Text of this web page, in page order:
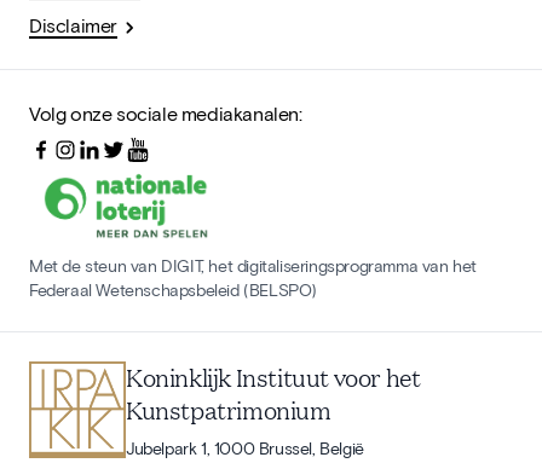
Disclaimer
Volg onze sociale mediakanalen:
Met de steun van DIGIT, het digitaliseringsprogramma van het
Federaal Wetenschapsbeleid (BELSPO)
Koninklijk Instituut voor het
Kunstpatrimonium
Jubelpark 1, 1000 Brussel, België